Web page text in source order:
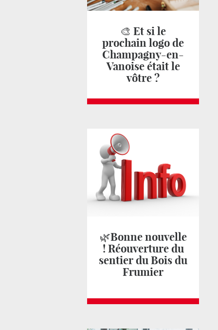
🎨 Et si le
prochain logo de
Champagny-en-
Vanoise était le
vôtre ?
🌿Bonne nouvelle
! Réouverture du
sentier du Bois du
Frumier